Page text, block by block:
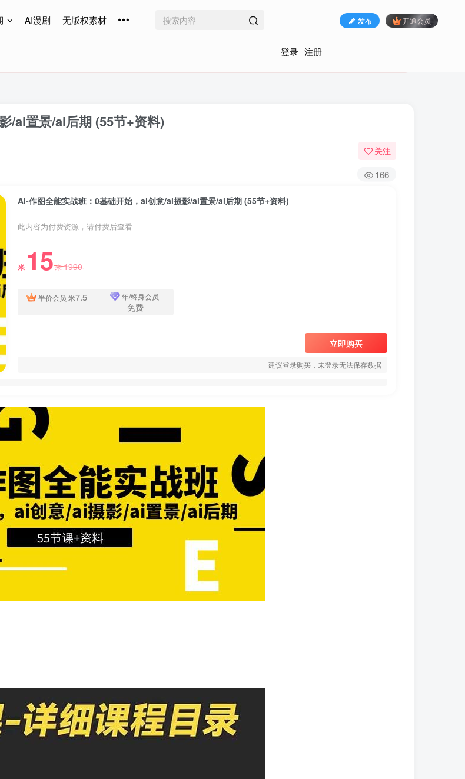
AI漫剧 无版权素材 发布 开通会员
登录 注册
/ai置景/ai后期 (55节+资料)
关注
166
AI-作图全能实战班：0基础开始，ai创意/ai摄影/ai置景/ai后期 (55节+资料)
此内容为付费资源，请付费后查看
米 15米1990
半价会员 米7.5 年/终身会员
免费
立即购买
建议登录购买，未登录无法保存数据